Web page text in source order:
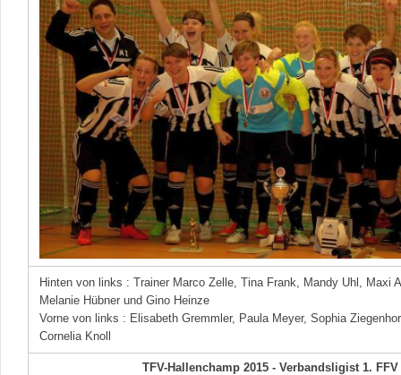
Hinten von links : Trainer Marco Zelle, Tina Frank, Mandy Uhl, Maxi
Melanie Hübner und Gino Heinze
Vorne von links : Elisabeth Gremmler, Paula Meyer, Sophia
Cornelia Knoll
TFV-Hallenchamp 2015 - Verbandsligist 1.